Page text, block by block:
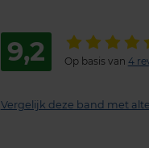
9,2 Op basis van 4
Vergelijk deze band met